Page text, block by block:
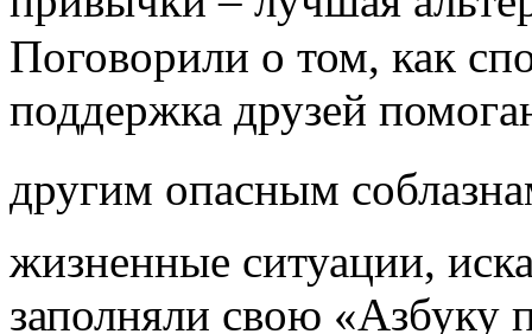
Поговорили о том, как
поддержка друзей
другим опасным
жизненные ситуации,
заполняли свою «Азбуку